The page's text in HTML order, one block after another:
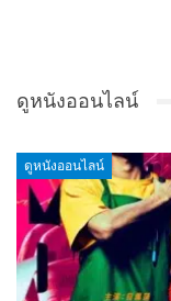
ดูหนังออนไลน์
ดูหนังออนไลน์